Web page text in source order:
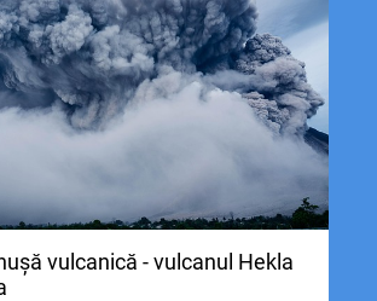
vulcanică - vulcanul Hekla